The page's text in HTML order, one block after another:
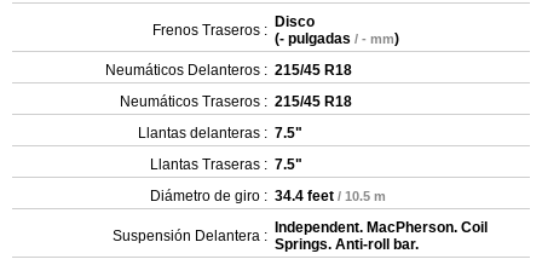
Frenos Traseros : Disco
(- pulgadas / - mm)
Neumáticos Delanteros : 215/45 R18
Neumáticos Traseros : 215/45 R18
Llantas delanteras : 7.5"
Llantas Traseras : 7.5"
Diámetro de giro : 34.4 feet / 10.5 m
Suspensión Delantera : Independent. MacPherson. Coil
Springs. Anti-roll bar.